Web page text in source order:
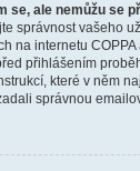
se, ale nemůžu se
správnost vašeho
na internetu
přihlášením
které v něm
správnou